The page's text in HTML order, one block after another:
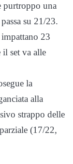
purtroppo una
su 21/23.
impattano 23
set va alle
la
alla
strappo delle
(17/22,